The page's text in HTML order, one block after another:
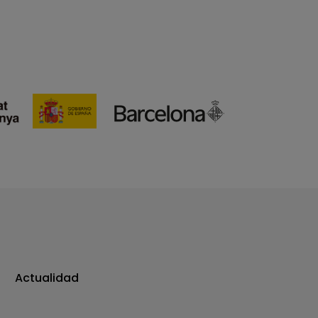
Actualidad